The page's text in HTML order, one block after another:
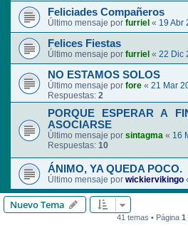
Feliciades Compañeros
Último mensaje por furriel « 19 Abr
Felices Fiestas
Último mensaje por furriel « 22 Dic
NO ESTAMOS SOLOS
Último mensaje por fore « 21 Mar
Respuestas: 2
PORQUE ESPERAR A
ASOCIARSE
Último mensaje por sintagma « 16
Respuestas: 10
ÁNIMO, YA QUEDA POCO.
Último mensaje por wickiervikingo
Nuevo Tema
41 temas • Página 1